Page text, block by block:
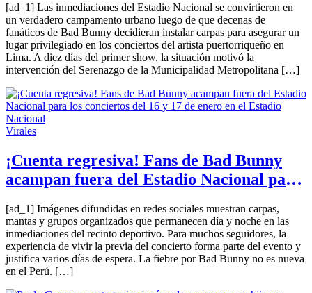
en el Estadio Nacional
[ad_1] Las inmediaciones del Estadio Nacional se convirtieron en
un verdadero campamento urbano luego de que decenas de
fanáticos de Bad Bunny decidieran instalar carpas para asegurar un
lugar privilegiado en los conciertos del artista puertorriqueño en
Lima. A diez días del primer show, la situación motivó la
intervención del Serenazgo de la Municipalidad Metropolitana […]
Virales
¡Cuenta regresiva! Fans de Bad Bunny
acampan fuera del Estadio Nacional para
Estadio Nacional
[ad_1] Imágenes difundidas en redes sociales muestran carpas,
mantas y grupos organizados que permanecen día y noche en las
inmediaciones del recinto deportivo. Para muchos seguidores, la
experiencia de vivir la previa del concierto forma parte del evento y
justifica varios días de espera. La fiebre por Bad Bunny no es nueva
en el Perú. […]